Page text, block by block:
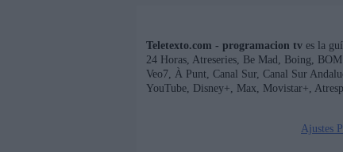
Teletexto.com - programacion tv es la
24 Horas, Atreseries, Be Mad, Boing,
Veo7, À Punt, Canal Sur, Canal Sur
YouTube, Disney+, Max, Movistar+,
Ajustes